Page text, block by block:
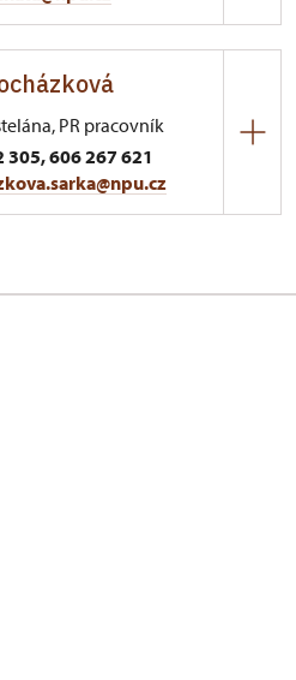
PR pracovník
305, 606 267 621